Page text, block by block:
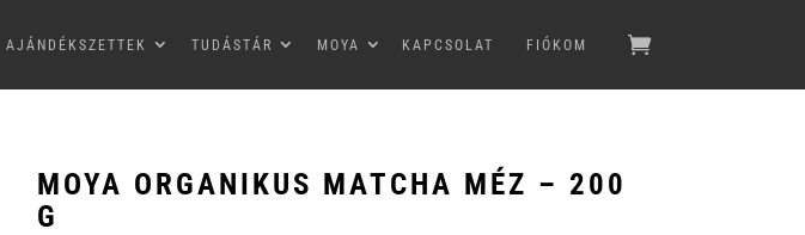
AJÁNDÉKSZETTEK TUDÁSTÁR MOYA KAPCSOLAT FIÓKOM
MOYA ORGANIKUS MATCHA MÉZ – 200
G